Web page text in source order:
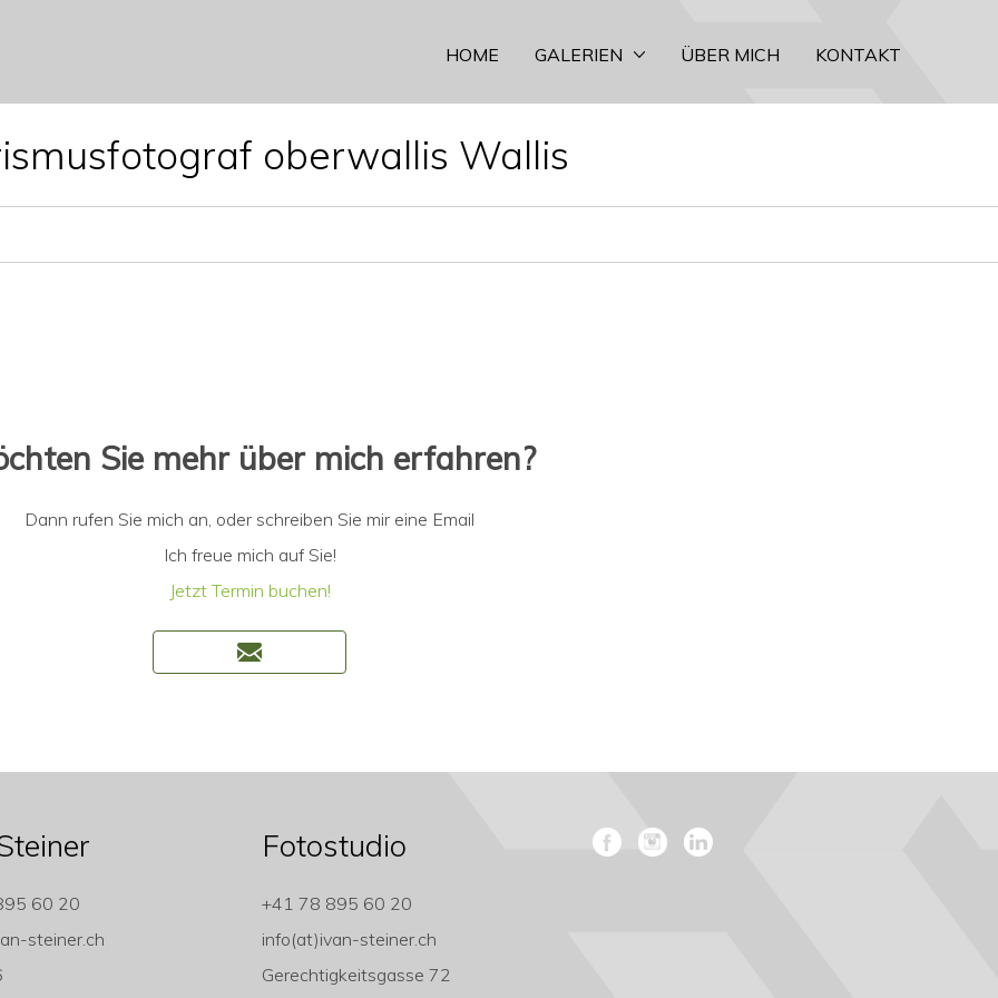
HOME GALERIEN ÜBER MICH KONTAKT
oberwallis Wallis
Sie mehr über mich erfahren?
Dann rufen Sie mich an, oder schreiben Sie mir eine Email
Ich freue mich auf Sie!
Jetzt Termin buchen!
60 20
steiner.ch
Fotostudio
+41 78 895 60 20
info(at)ivan-steiner.ch
Gerechtigkeitsgasse 72